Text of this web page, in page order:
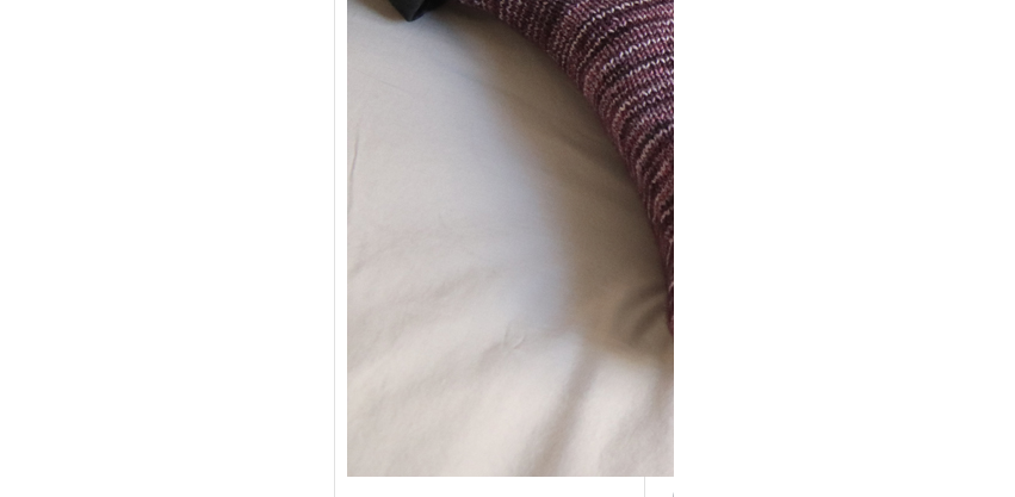
{Tricot} Le défi 2026
: Je tricote mes
socquettes
C’est la 4ème année
j’organise un défi de…